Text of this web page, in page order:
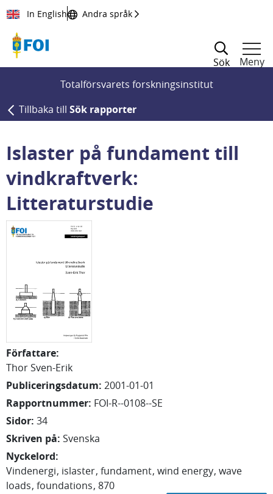
Till innehållet
In English Andra språk
Sök
Meny
Totalförsvarets forskningsinstitut
Tillbaka till Sök rapporter
Islaster på fundament till
vindkraftverk:
Litteraturstudie
Författare:
Thor Sven-Erik
Publiceringsdatum: 2001-01-01
Rapportnummer: FOI-R--0108--SE
Sidor: 34
Skriven på: Svenska
Nyckelord:
Vindenergi islaster fundament wind energy wave
loads foundations 870